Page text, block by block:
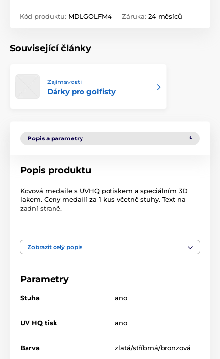
Kód produktu: MDLGOLFM4 Záruka: 24 měsíců
Související články
Zajímavosti
Dárky pro golfisty
Popis a parametry
Popis produktu
Kovová medaile s UVHQ potiskem a speciálním 3D
lakem. Ceny medailí za 1 kus včetně stuhy. Text na
zadní straně.
Golf
Kovové medaile s grafikou (UV potisk na zadní
MDL001
Zobrazit celý popis
Parametry
Stuha ano
UV HQ tisk ano
Barva zlatá/stříbrná/bronzová